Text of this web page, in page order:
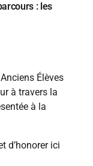
: les
Élèves
à travers la
à la
d’honorer ici